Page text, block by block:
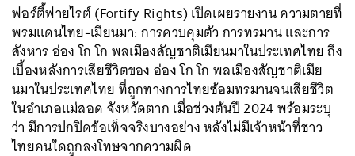
ฟอร์ตี้ฟายไรต์ (Fortify Rights) เปิดเผยรายงาน ความตายที่
พรมแดนไทย-เมียนมา: การควบคุมตัว การทรมาน และการ
สังหาร อ่อง โก โก พลเมืองสัญชาติเมียนมาในประเทศไทย ถึง
เบื้องหลังการเสียชีวิตของ อ่อง โก โก พลเมืองสัญชาติเมีย
นมาในประเทศไทย ที่ถูกทางการไทยซ้อมทรมานจนเสียชีวิต
ในอำเภอแม่สอด จังหวัดตาก เมื่อช่วงต้นปี 2024 พร้อมระบุ
ว่า มีการปกปิดข้อเท็จจริงบางอย่าง หลังไม่มีเจ้าหน้าที่ชาว
ไทยคนใดถูกลงโทษจากความผิด